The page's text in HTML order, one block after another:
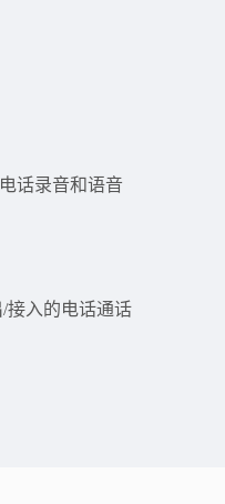
话录音和语音
接入的电话通话